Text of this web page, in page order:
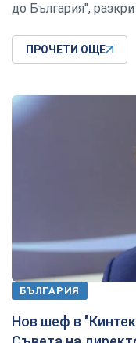
до България",
ПРОЧЕТИ ОЩЕ
БЪЛГАРИЯ
Нов шеф в